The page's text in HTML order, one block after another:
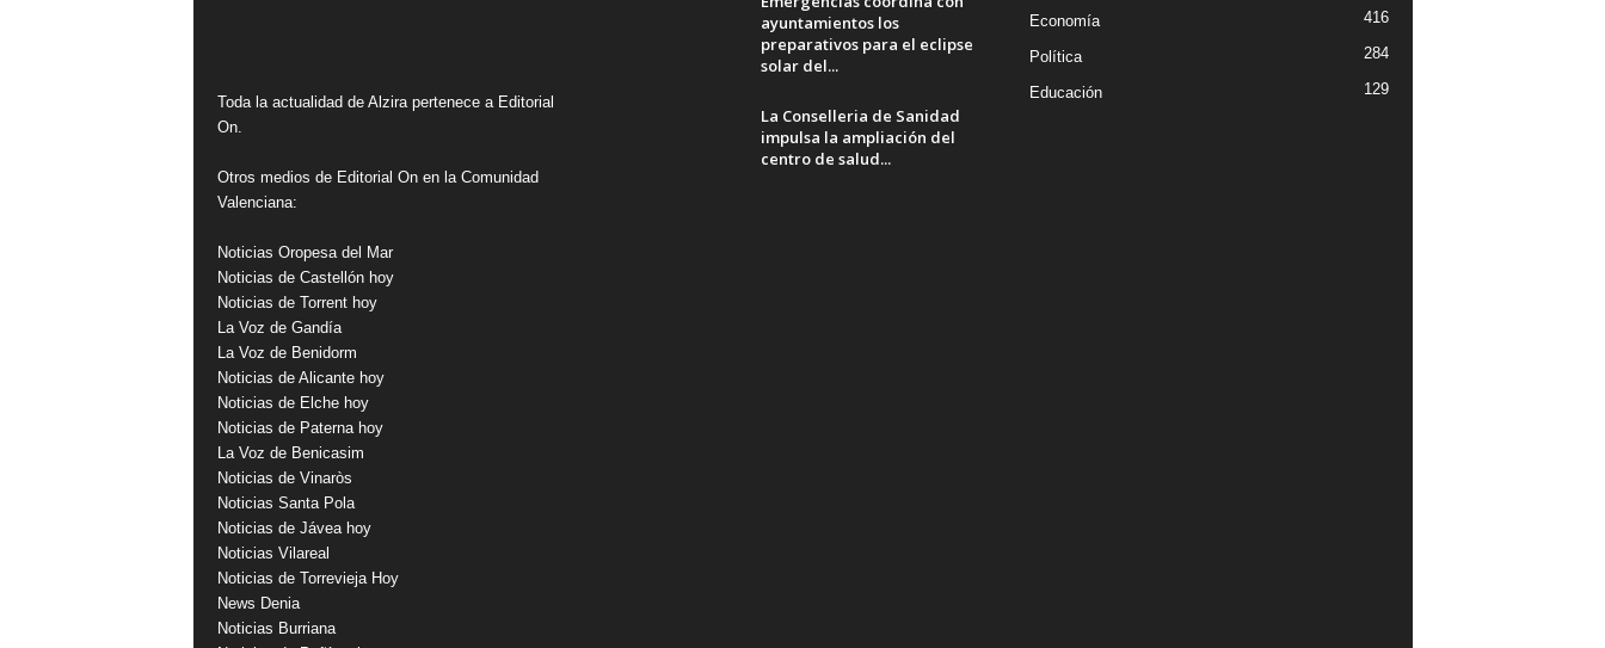
Toda la actualidad de Alzira pertenece a Editorial
On.
Otros medios de Editorial On en la Comunidad
Valenciana:
Noticias Oropesa del Mar
Noticias de Castellón hoy
Noticias de Torrent hoy
La Voz de Gandía
La Voz de Benidorm
Noticias de Alicante hoy
Noticias de Elche hoy
Noticias de Paterna hoy
La Voz de Benicasim
Noticias de Vinaròs
Noticias Santa Pola
Noticias de Jávea hoy
Noticias Vilareal
Noticias de Torrevieja Hoy
News Denia
Noticias Burriana
ayuntamientos los
preparativos para el eclipse
solar del...
La Conselleria de Sanidad
impulsa la ampliación del
centro de salud...
Economía 416
Política 284
Educación 129